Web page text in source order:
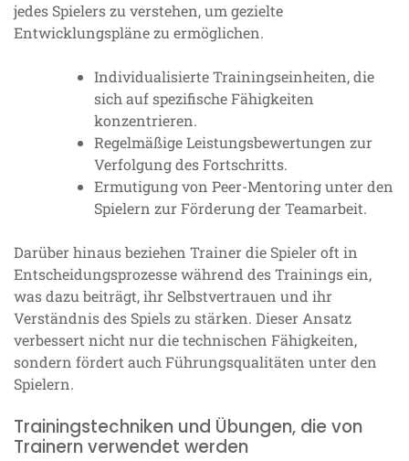
jedes Spielers zu verstehen, um gezielte
Entwicklungspläne zu ermöglichen.
Individualisierte Trainingseinheiten, die
sich auf spezifische Fähigkeiten
konzentrieren.
Regelmäßige Leistungsbewertungen zur
Verfolgung des Fortschritts.
Ermutigung von Peer-Mentoring unter den
Spielern zur Förderung der Teamarbeit.
Darüber hinaus beziehen Trainer die Spieler oft in
Entscheidungsprozesse während des Trainings ein,
was dazu beiträgt, ihr Selbstvertrauen und ihr
Verständnis des Spiels zu stärken. Dieser Ansatz
verbessert nicht nur die technischen Fähigkeiten,
sondern fördert auch Führungsqualitäten unter den
Spielern.
Trainingstechniken und Übungen, die von
Trainern verwendet werden